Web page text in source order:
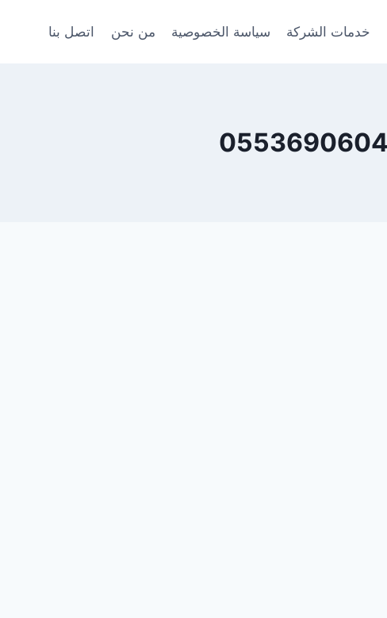
خدمات الشركة سياسة الخصوصية من نحن اتصل بنا